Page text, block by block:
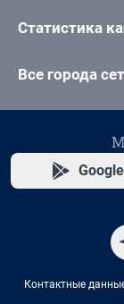
Статистика
Все города
Контактные